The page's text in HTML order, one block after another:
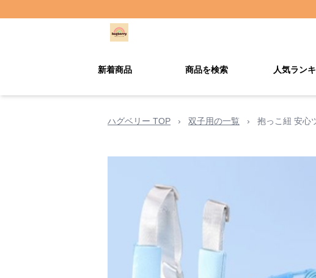
新着商品 商品を検索 人気ラン
ハグベリー TOP › 双子用の一覧 › 抱っこ紐 安心